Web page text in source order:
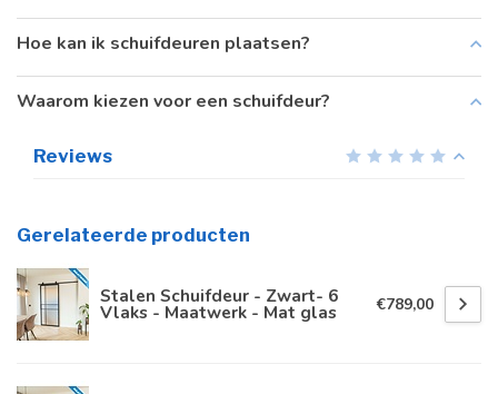
Hoe kan ik schuifdeuren plaatsen?
Waarom kiezen voor een schuifdeur?
Reviews
Gerelateerde producten
Stalen Schuifdeur - Zwart- 6
Vlaks - Maatwerk - Mat glas €789,00